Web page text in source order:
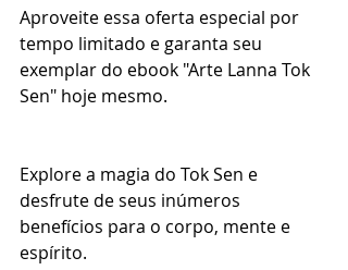
Aproveite essa oferta especial por
tempo limitado e garanta seu
exemplar do ebook "Arte Lanna Tok
Sen" hoje mesmo.
Explore a magia do Tok Sen e
desfrute de seus inúmeros
benefícios para o corpo, mente e
espírito.